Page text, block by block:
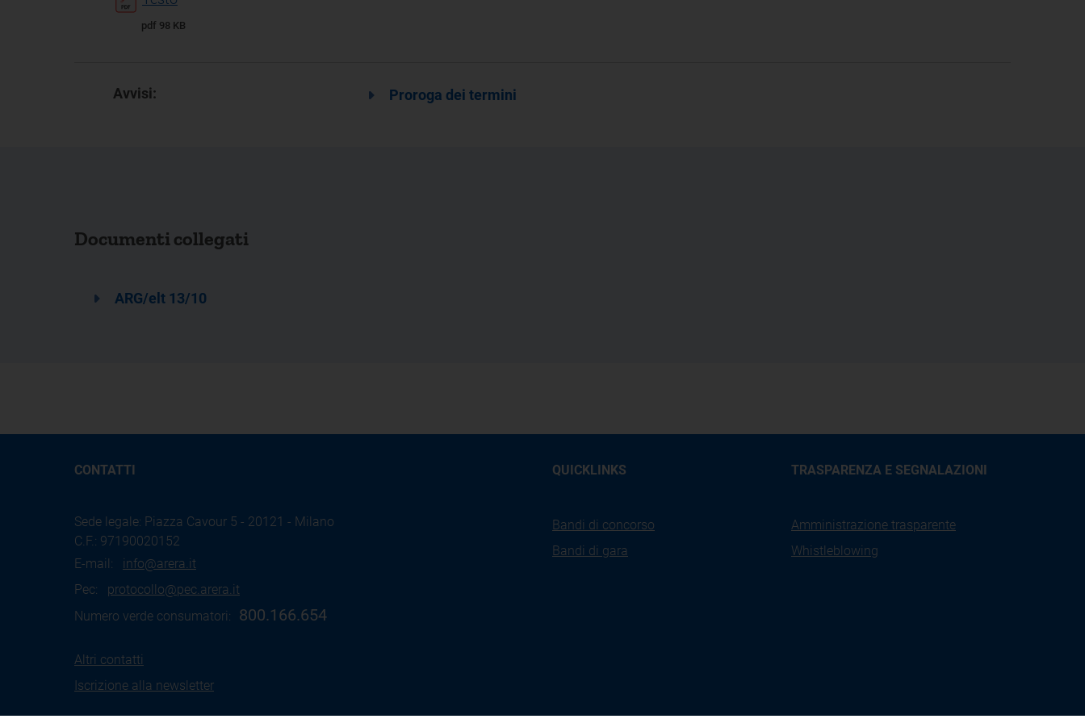
pdf 98 KB
Avvisi: Proroga dei termini
Documenti collegati
ARG/elt 13/10
CONTATTI
Sede legale: Piazza Cavour 5 - 20121 - Milano
C.F.: 97190020152
E-mail: info@arera.it
Pec: protocollo@pec.arera.it
Numero verde consumatori:
800.166.654
Altri contatti
Iscrizione alla newsletter
QUICKLINKS
Bandi di concorso
Bandi di gara
TRASPARENZA E SEGNALAZIONI
Amministrazione trasparente
Whistleblowing